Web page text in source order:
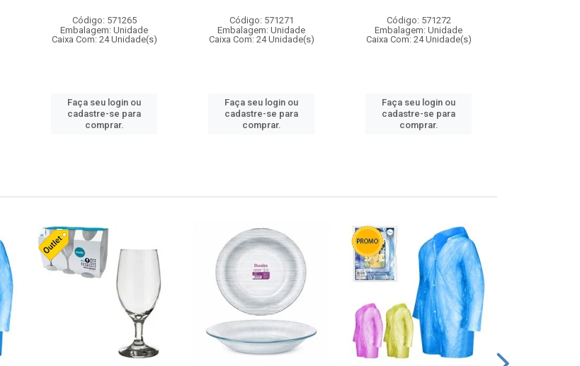
Código: 571265
Embalagem: Unidade
Caixa Com: 24 Unidade(s)
Faça seu login ou
cadastre-se para
comprar.
Código: 571271
Embalagem: Unidade
Caixa Com: 24 Unidade(s)
Faça seu login ou
cadastre-se para
comprar.
Código: 571272
Embalagem: Unidade
Caixa Com: 24 Unidade(s)
Faça seu login ou
cadastre-se para
comprar.